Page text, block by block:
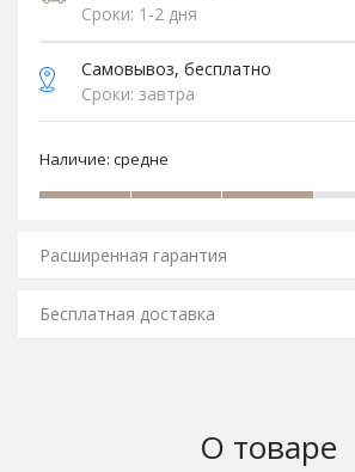
Сроки: 1-2 дня
Самовывоз, бесплатно
Сроки: завтра
Наличие: средне
Расширенная гарантия
Бесплатная доставка
О товаре